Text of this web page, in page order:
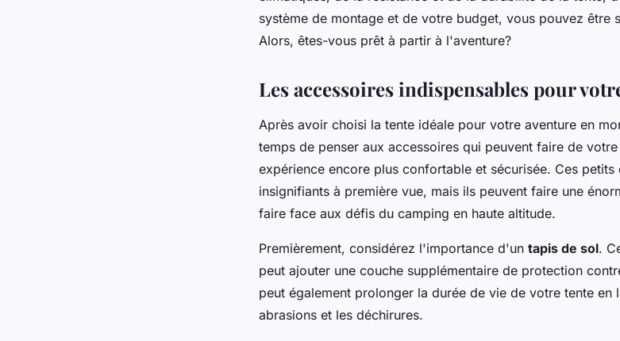
système de montage et de votre budget, vous pouvez être
Alors, êtes-vous prêt à partir à l'aventure?
Les accessoires indispensables pour
Après avoir choisi la tente idéale pour votre aventure en
temps de penser aux accessoires qui peuvent faire de
expérience encore plus confortable et sécurisée. Ces petits
insignifiants à première vue, mais ils peuvent faire une
faire face aux défis du camping en haute altitude.
Premièrement, considérez l'importance d'un tapis de sol.
peut ajouter une couche supplémentaire de protection
peut également prolonger la durée de vie de votre tente en
abrasions et les déchirures.